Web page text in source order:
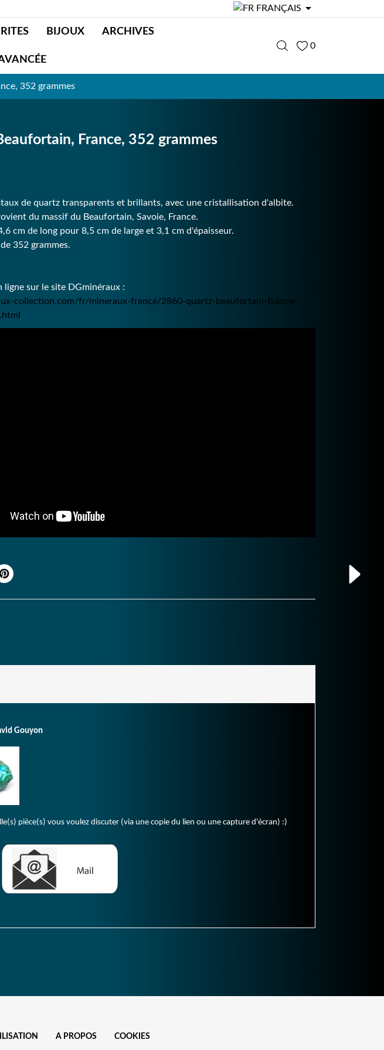
FRANÇAIS 
BIJOUX ARCHIVES
0
352 grammes
France, 352 grammes
de quartz transparents et brillants, avec une cristallisation d'albite.
du massif du Beaufortain, Savoie, France.
cm de long pour 8,5 cm de large et 3,1 cm d'épaisseur.
352 grammes.
ligne sur le site DGminéraux :
collection.com/fr/mineraux-france/2860-quartz-beaufortain-france-
Gouyon
pièce(s) vous voulez discuter (via une copie du lien ou une capture d'écran) :)
A PROPOS COOKIES